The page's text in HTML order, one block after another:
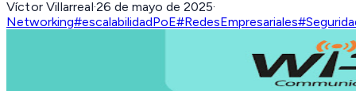
Víctor Villarreal·26 de mayo de 2025·
Networking#escalabilidadPoE#RedesEmpresariales